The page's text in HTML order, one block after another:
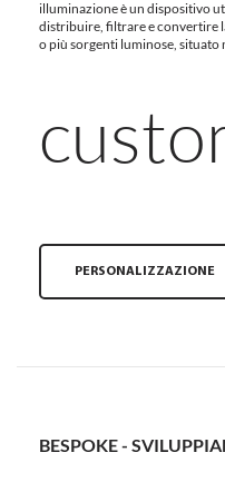
illuminazione è un dispositivo
distribuire, filtrare e convertire
o più sorgenti luminose, situato
PERSONALIZZAZIONE
BESPOKE -